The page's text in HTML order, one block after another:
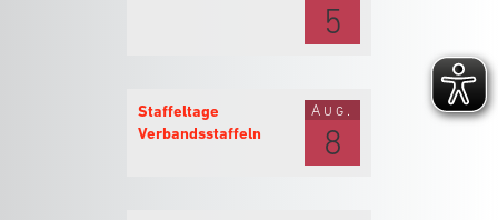
5
Aug.
8
Staffeltage
Verbandsstaffeln